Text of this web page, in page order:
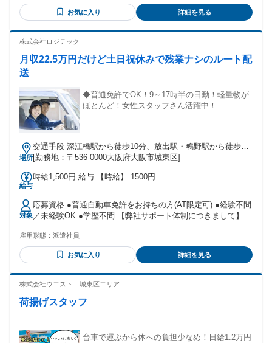
数就業での月給にて掲載 【手当】 ・残業手当 ・深夜手当 ・
服務手当 ・社員紹介手当 ・慶弔見舞金 ☆★「社会保険料」
と「税金」以外の給与控除はありません★☆ 保証給で社員の
安定もバックアップ ！ 当グループでは、「車両使用料・無線
使用料・クレジット手数料」等の給料控除を100%撤廃してい
ます。 そのため、日々の稼ぎがダイレクトに給与に反映され
活かしたい ・車の運転が好き ・社会貢献性の高い仕事をした
お気に入り 詳細を見る
株式会社ロジテック
月収22.5万円だけど土日祝休みで残業ナシのルート配
送
◆普通免許でOK！9～17時半の日勤！軽量物が
ほとんど！女性スタッフさん活躍中！
場所
交通手段 深江橋駅から徒歩10分、放出駅・鴫野駅から徒歩17
分 ※車通勤可 【最寄り駅】 ・大阪メトロ中央線「深江橋
町線「放出駅」 【最寄り駅】 ・大阪メトロ今里筋線「鴫野
[勤務地：〒536-0000大阪府大阪市城東区]
給与
時給1,500円 給与 【時給】 1500円
対象
応募資格 ●普通自動車免許をお持ちの方(AT限定可) ●経験不問
／未経験OK ●学歴不問 【弊社サポート体制につきまして】
グや求人のご案内をマッチングセンターで実施！ 企業への職
場見学や就業開始日はコーディネーターが同行いたします！
就業開始後もメンバーがバックアップいたしますので、 未経
雇用形態： 派遣社員
お気に入り 詳細を見る
株式会社ウエスト 城東区エリア
荷揚げスタッフ
台車で運ぶから体への負担少なめ！日給1.2万円